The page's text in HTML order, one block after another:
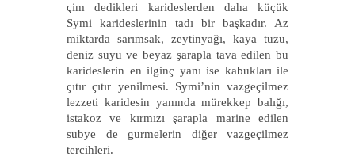
çim dedikleri karideslerden daha küçük
Symi karideslerinin tadı bir başkadır. Az
miktarda sarımsak, zeytinyağı, kaya tuzu,
deniz suyu ve beyaz şarapla tava edilen bu
karideslerin en ilginç yanı ise kabukları ile
çıtır çıtır yenilmesi. Symi’nin vazgeçilmez
lezzeti karidesin yanında mürekkep balığı,
istakoz ve kırmızı şarapla marine edilen
subye de gurmelerin diğer vazgeçilmez
tercihleri.